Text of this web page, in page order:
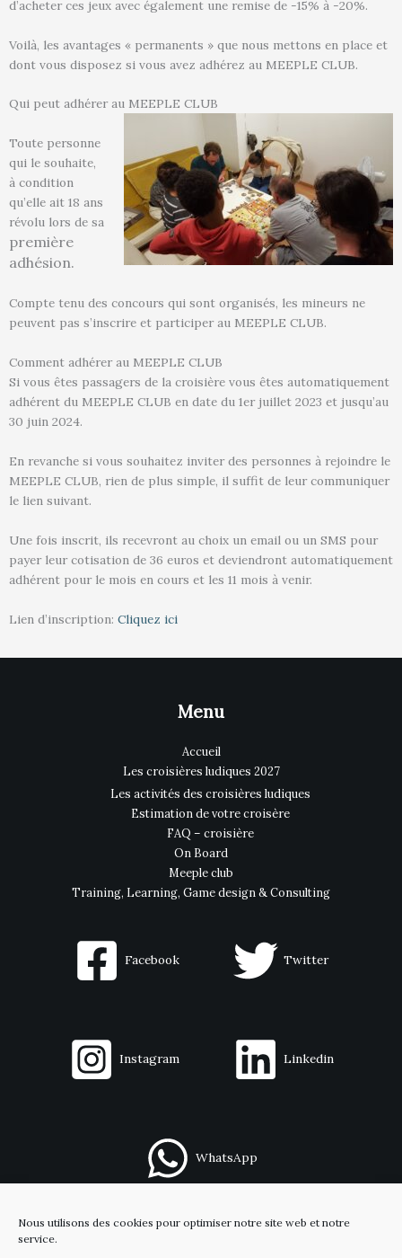
Nous utilisons des cookies pour optimiser notre site web et notre
service.
d’acheter ces jeux avec également une remise de -15% à -20%.
Voilà, les avantages « permanents » que nous mettons en place et
dont vous disposez si vous avez adhérez au MEEPLE CLUB.
Qui peut adhérer au MEEPLE CLUB
Toute personne
qui le souhaite,
à condition
qu’elle ait 18 ans
révolu lors de sa
première
adhésion.
Compte tenu des concours qui sont organisés, les mineurs ne
peuvent pas s’inscrire et participer au MEEPLE CLUB.
Comment adhérer au MEEPLE CLUB
Si vous êtes passagers de la croisière vous êtes automatiquement
adhérent du MEEPLE CLUB en date du 1er juillet 2023 et jusqu’au
30 juin 2024.
En revanche si vous souhaitez inviter des personnes à rejoindre le
MEEPLE CLUB, rien de plus simple, il suffit de leur communiquer
le lien suivant.
Une fois inscrit, ils recevront au choix un email ou un SMS pour
payer leur cotisation de 36 euros et deviendront automatiquement
adhérent pour le mois en cours et les 11 mois à venir.
Lien d’inscription: Cliquez ici
Menu
Accueil
Les croisières ludiques 2027
Les activités des croisières ludiques
Estimation de votre croisère
FAQ – croisière
On Board
Meeple club
Training, Learning, Game design & Consulting
Facebook Twitter
Instagram Linkedin
WhatsApp
Contact